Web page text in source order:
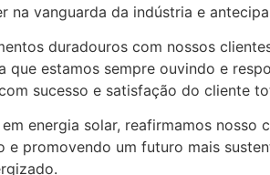
vanguarda da indústria e
duradouros com nossos
estamos sempre ouvindo e
sucesso e satisfação do cliente
energia solar, reafirmamos
promovendo um futuro mais